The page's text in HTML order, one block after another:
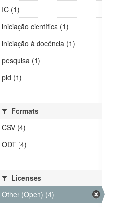
IC (1)
iniciação científica (1)
iniciação à docência (1)
pesquisa (1)
pid (1)
Formats
CSV (4)
ODT (4)
Licenses
Other (Open) (4)